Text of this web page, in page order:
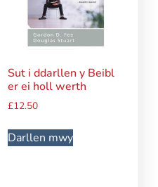
Sut i ddarllen y Beibl
er ei holl werth
£12.50
Darllen mwy